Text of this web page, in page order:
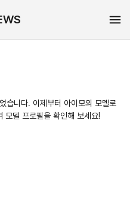
습니다. 이제부터 아이모의 모델로
모델 프로필을 확인해 보세요!